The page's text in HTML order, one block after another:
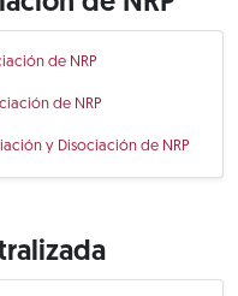
de NRP
de NRP
y Disociación de NRP